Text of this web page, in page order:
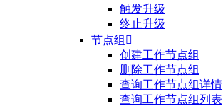
触发升级
终止升级
节点组 
创建工作节点组
删除工作节点组
查询工作节点组详情
查询工作节点组列表